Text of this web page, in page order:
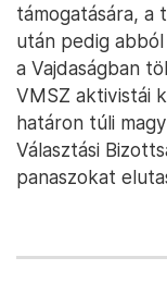
támogatására, a
után pedig
a Vajdaságban
VMSZ aktivistái
határon túli
Választási
panaszokat